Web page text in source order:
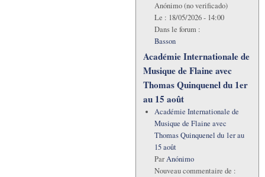
Anónimo (no verificado)
Le : 18/05/2026 - 14:00
Dans le forum :
Basson
Académie Internationale de
Musique de Flaine avec
Thomas Quinquenel du 1er
au 15 août
Académie Internationale de
Musique de Flaine avec
Thomas Quinquenel du 1er au
15 août
ParAnónimo
Nouveau commentaire de :